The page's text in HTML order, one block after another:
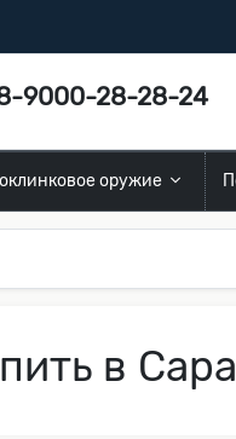
9000-28-28-24
оружие
в